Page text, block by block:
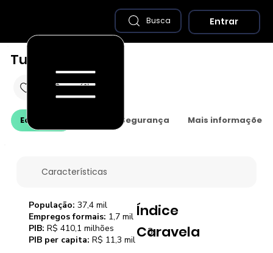
Características
Índice
Caravela
3
População: 37,4 mil
Empregos formais: 1,7 mil
PIB: R$ 410,1 milhões
PIB per capita: R$ 11,3 mil
Economia Saúde e Segurança Mais informações
Tuntum - MA
Busca Entrar